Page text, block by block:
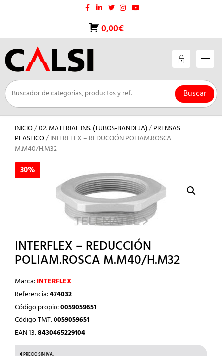
0,00€
Buscar
INICIO/02. MATERIAL INS. (TUBOS-BANDEJA)/PRENSAS
PLASTICO/ INTERFLEX – REDUCCIÓN POLIAM.ROSCA
M.M40/H.M32
30%
INTERFLEX – REDUCCIÓN
POLIAM.ROSCA M.M40/H.M32
Marca:INTERFLEX
Referencia:474032
Código propio:0059059651
Código TMT:0059059651
EAN 13:8430465229104
30%